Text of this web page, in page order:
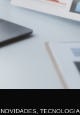
NOVIDADES TECNOLOGIA